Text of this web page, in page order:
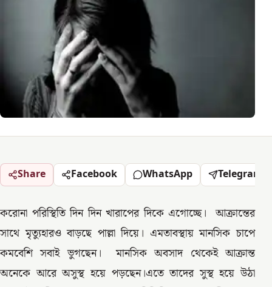
Share Facebook WhatsApp Telegram
করোনা পরিস্থিতি দিন দিন খারাপের দিকে এগোচ্ছে। আক্রান্তের
সাথে মৃত্যুহারও বাড়ছে পাল্লা দিয়ে। এমতাবস্থায় মানসিক চাপে
কমবেশি সবাই ভুগছেন। মানসিক অবসাদ থেকেই আক্রান্ত
অনেকে আরে অসুস্থ হয়ে পড়ছেন।এতে তাদের সুস্থ হয়ে উঠা